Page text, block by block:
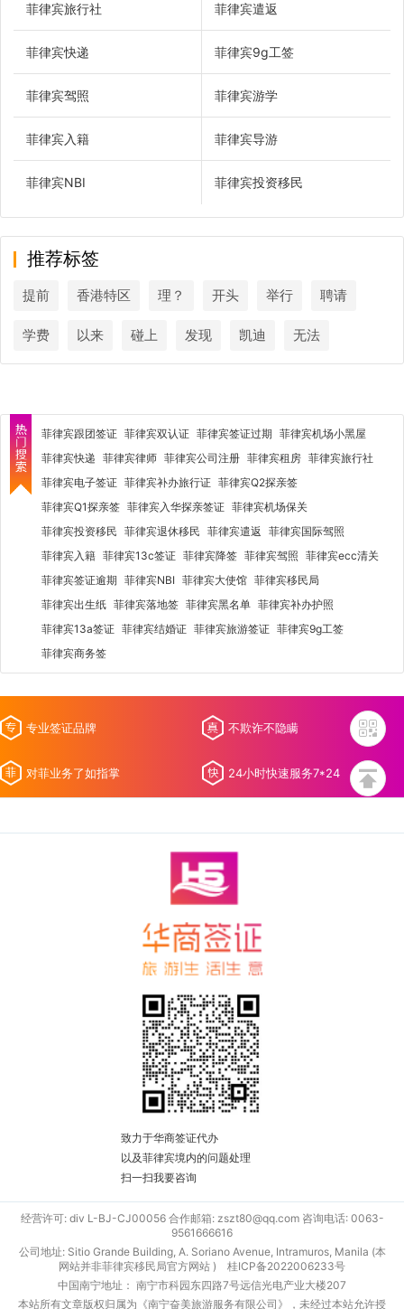
菲律宾旅行社 菲律宾遣返
菲律宾快递 菲律宾9g工签
菲律宾驾照 菲律宾游学
菲律宾入籍 菲律宾导游
菲律宾NBI 菲律宾投资移民
推荐标签
提前 香港特区 理？ 开头 举行 聘请
学费 以来 碰上 发现 凯迪 无法
菲律宾跟团签证 菲律宾双认证 菲律宾签证过期 菲律宾机场小黑屋
菲律宾快递 菲律宾律师 菲律宾公司注册 菲律宾租房 菲律宾旅行社
菲律宾电子签证 菲律宾补办旅行证 菲律宾Q2探亲签
菲律宾Q1探亲签 菲律宾入华探亲签证 菲律宾机场保关
菲律宾投资移民 菲律宾退休移民 菲律宾遣返 菲律宾国际驾照
菲律宾入籍 菲律宾13c签证 菲律宾降签 菲律宾驾照 菲律宾ecc清关
菲律宾签证逾期 菲律宾NBI 菲律宾大使馆 菲律宾移民局
菲律宾出生纸 菲律宾落地签 菲律宾黑名单 菲律宾补办护照
菲律宾13a签证 菲律宾结婚证 菲律宾旅游签证 菲律宾9g工签
菲律宾商务签
专业签证品牌 不欺诈不隐瞒
对菲业务了如指掌 24小时快速服务7*24
致力于华商签证代办
以及菲律宾境内的问题处理
扫一扫我要咨询
经营许可: div L-BJ-CJ00056 合作邮箱: zszt80@qq.com 咨询电话: 0063-
9561666616
公司地址: Sitio Grande Building, A. Soriano Avenue, Intramuros, Manila (本
网站并非菲律宾移民局官方网站 ) 桂ICP备2022006233号
中国南宁地址： 南宁市科园东四路7号远信光电产业大楼207
本站所有文章版权归属为《南宁奋美旅游服务有限公司》，未经过本站允许授